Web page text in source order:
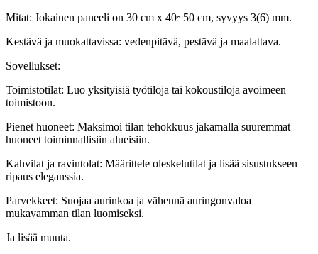
Mitat: Jokainen paneeli on 30 cm x 40~50 cm, syvyys 3(6) mm.
Kestävä ja muokattavissa: vedenpitävä, pestävä ja maalattava.
Sovellukset:
Toimistotilat: Luo yksityisiä työtiloja tai kokoustiloja avoimeen
toimistoon.
Pienet huoneet: Maksimoi tilan tehokkuus jakamalla suuremmat
huoneet toiminnallisiin alueisiin.
Kahvilat ja ravintolat: Määrittele oleskelutilat ja lisää sisustukseen
ripaus eleganssia.
Parvekkeet: Suojaa aurinkoa ja vähennä auringonvaloa
mukavamman tilan luomiseksi.
Ja lisää muuta.